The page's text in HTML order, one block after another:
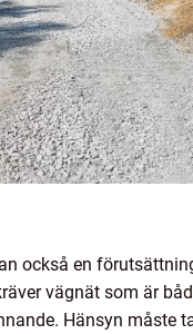
också en
vägnät som är
Hänsyn måste